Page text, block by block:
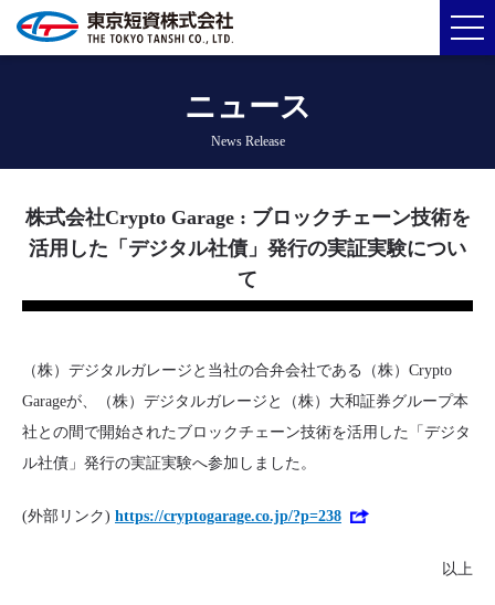
ニュース
News Release
株式会社Crypto Garage : ブロックチェーン技術を
活⽤した「デジタル社債」発⾏の実証実験につい
て
（株）デジタルガレージと当社の合弁会社である（株）Crypto
Garageが、（株）デジタルガレージと（株）大和証券グループ本
社との間で開始されたブロックチェーン技術を活⽤した「デジタ
ル社債」発⾏の実証実験へ参加しました。
(外部リンク) https://cryptogarage.co.jp/?p=238
以上